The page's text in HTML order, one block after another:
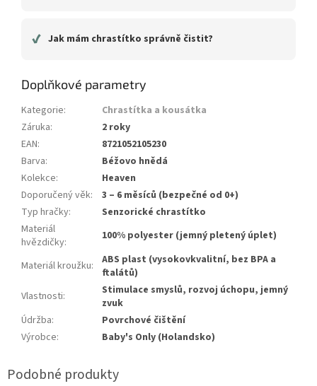
✔ Jak mám chrastítko správně čistit?
Doplňkové parametry
Kategorie:
Chrastítka a kousátka
Záruka:
2 roky
EAN:
8721052105230
Barva:
Béžovo hnědá
Kolekce:
Heaven
Doporučený věk:
3 – 6 měsíců (bezpečné od 0+)
Typ hračky:
Senzorické chrastítko
Materiál
hvězdičky: 100% polyester (jemný pletený úplet)
Materiál kroužku:
ABS plast (vysokovkvalitní, bez BPA a
ftalátů)
Vlastnosti:
Stimulace smyslů, rozvoj úchopu, jemný
zvuk
Údržba:
Povrchové čištění
Výrobce: Baby's Only (Holandsko)